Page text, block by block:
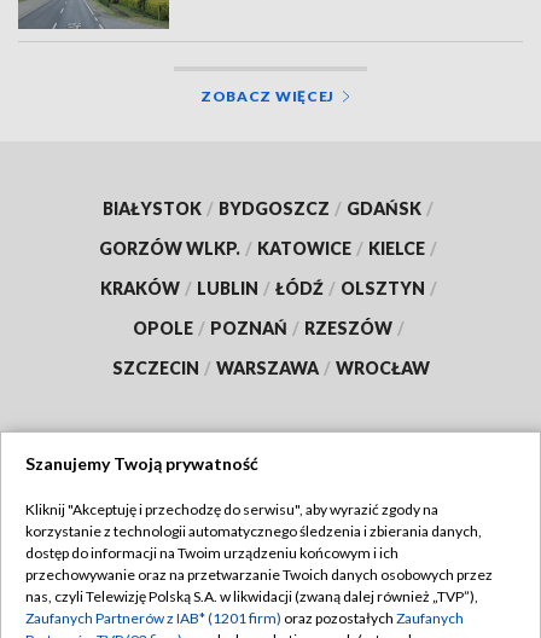
ZOBACZ WIĘCEJ
BIAŁYSTOK / BYDGOSZCZ / GDAŃSK /
GORZÓW WLKP. / KATOWICE / KIELCE /
KRAKÓW / LUBLIN / ŁÓDŹ / OLSZTYN /
OPOLE / POZNAŃ / RZESZÓW /
SZCZECIN / WARSZAWA / WROCŁAW
TVP
Abonament TVP
Emisja w TVP
Regulamin TVP
Polityka prywatności
Szanujemy Twoją prywatność
Kliknij "Akceptuję i przechodzę do serwisu", aby wyrazić zgody na
korzystanie z technologii automatycznego śledzenia i zbierania danych,
dostęp do informacji na Twoim urządzeniu końcowym i ich
przechowywanie oraz na przetwarzanie Twoich danych osobowych przez
nas, czyli Telewizję Polską S.A. w likwidacji (zwaną dalej również „TVP”),
Zaufanych Partnerów z IAB* (1201 firm) oraz pozostałych Zaufanych